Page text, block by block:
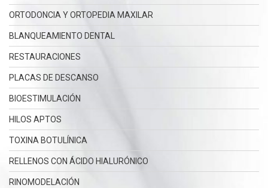
ORTODONCIA Y ORTOPEDIA MAXILAR
BLANQUEAMIENTO DENTAL
RESTAURACIONES
PLACAS DE DESCANSO
BIOESTIMULACIÓN
HILOS APTOS
TOXINA BOTULÍNICA
RELLENOS CON ÁCIDO HIALURÓNICO
RINOMODELACIÓN